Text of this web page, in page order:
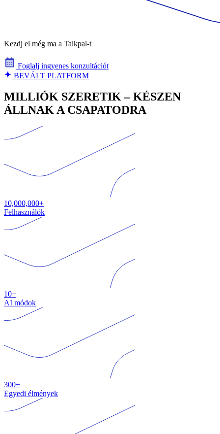
Kezdj el még ma a Talkpal-t
Foglalj ingyenes konzultációt
BEVÁLT PLATFORM
MILLIÓK SZERETIK – KÉSZEN
ÁLLNAK A CSAPATODRA
10,000,000+
Felhasználók
10+
AI módok
300+
Egyedi élmények